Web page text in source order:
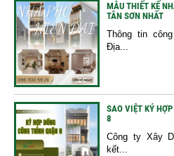
MẪU THIẾT KẾ
TÂN SƠN NHẤT
Thông tin
Địa...
SAO VIỆT KÝ
8
Công ty Xây
kết...